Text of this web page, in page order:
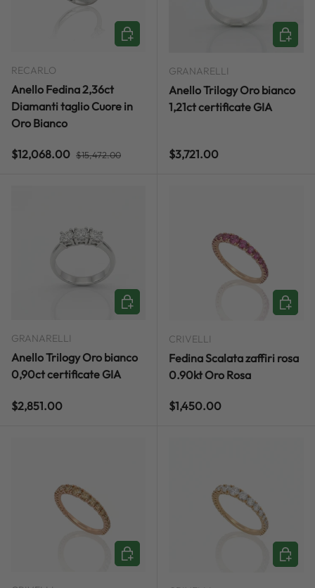
RECARLO
Anello Fedina 2,36ct
Diamanti taglio Cuore in
Oro Bianco
Sale price
$12,068.00 Regular price
$15,472.00
ADD TO CART
GRANARELLI
Anello Trilogy Oro bianco
1,21ct certificate GIA
Regular price
$3,721.00
ADD
GRANARELLI
Anello Trilogy Oro bianco
0,90ct certificate GIA
Regular price
$2,851.00
ADD TO CART
CRIVELLI
Fedina Scalata zaffiri rosa
0.90kt Oro Rosa
Regular price
$1,450.00
ADD
ADD TO CART ADD